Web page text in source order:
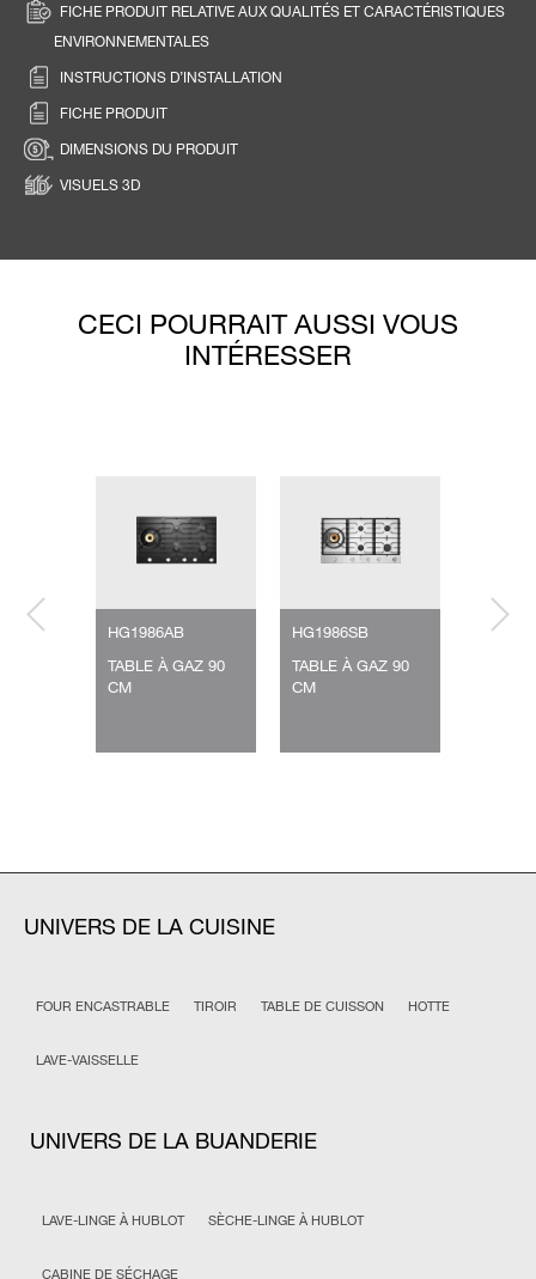
FICHE PRODUIT RELATIVE AUX QUALITÉS ET CARACTÉRISTIQUES
ENVIRONNEMENTALES
INSTRUCTIONS D’INSTALLATION
FICHE PRODUIT
DIMENSIONS DU PRODUIT
VISUELS 3D
CECI POURRAIT AUSSI VOUS
INTÉRESSER
HG1986AB
TABLE À GAZ 90
CM
HG1986SB
TABLE À GAZ 90
CM
UNIVERS DE LA CUISINE
FOUR ENCASTRABLE TIROIR TABLE DE CUISSON HOTTE
LAVE-VAISSELLE
UNIVERS DE LA BUANDERIE
LAVE-LINGE À HUBLOT SÈCHE-LINGE À HUBLOT
CABINE DE SÉCHAGE